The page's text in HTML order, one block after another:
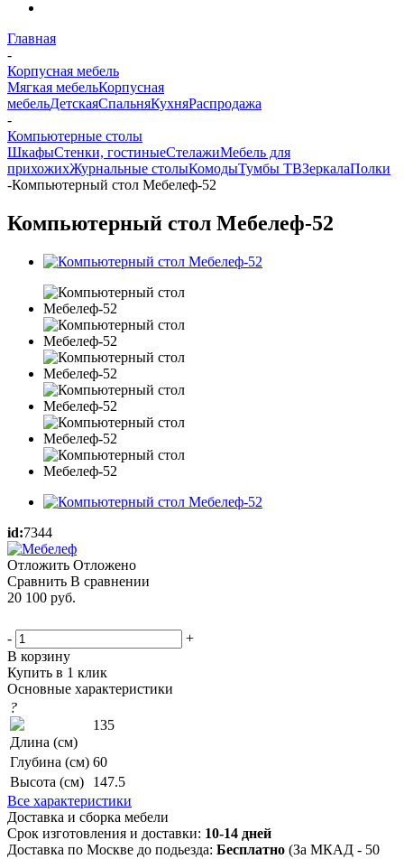
Главная
-
Корпусная мебель
Мягкая мебельКорпусная
мебельДетскаяСпальняКухняРаспродажа
-
Компьютерные столы
ШкафыСтенки, гостиныеСтелажиМебель для
прихожихЖурнальные столыКомодыТумбы ТВЗеркалаПолки
-Компьютерный стол Мебелеф-52
Компьютерный стол Мебелеф-52
id:7344
Отложить Отложено
Сравнить В сравнении
20 100 руб.
-
+
В корзину
Купить в 1 клик
Основные характеристики
?
Длина (см)
135
Глубина (см) 60
Высота (см)
147.5
Все характеристики
Доставка и сборка мебели
Срок изготовления и доставки: 10-14 дней
Доставка по Москве до подьезда: Бесплатно (За МКАД - 50